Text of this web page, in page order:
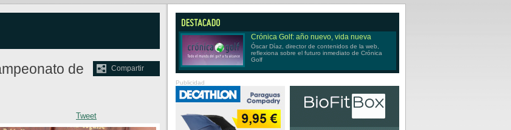
Compartir
de
Tweet
Crónica Golf: año nuevo, vida nueva
Óscar Díaz, director de contenidos de la web,
reflexiona sobre el futuro inmediato de Crónica
Golf
Publicidad